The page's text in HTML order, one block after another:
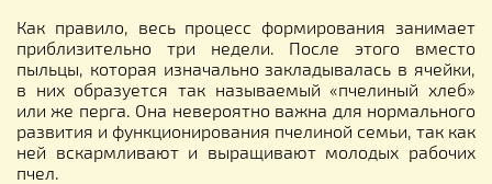
Как правило, весь процесс формирования занимает
приблизительно три недели. После этого вместо
пыльцы, которая изначально закладывалась в ячейки,
в них образуется так называемый «пчелиный хлеб»
или же перга. Она невероятно важна для нормального
развития и функционирования пчелиной семьи, так как
ней вскармливают и выращивают молодых рабочих
пчел.